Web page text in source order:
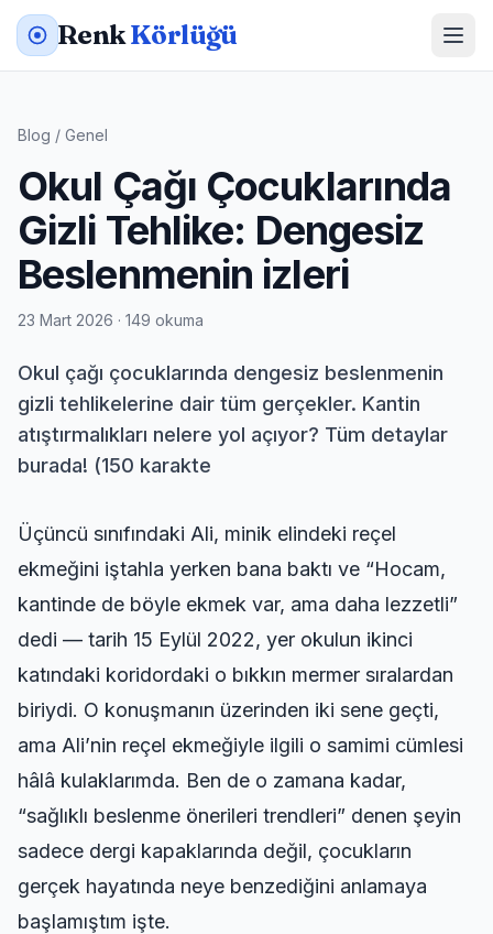
RenkKörlüğü
Blog / Genel
Okul Çağı Çocuklarında
Gizli Tehlike: Dengesiz
Beslenmenin izleri
23 Mart 2026 · 149 okuma
Okul çağı çocuklarında dengesiz beslenmenin
gizli tehlikelerine dair tüm gerçekler. Kantin
atıştırmalıkları nelere yol açıyor? Tüm detaylar
burada! (150 karakte
Üçüncü sınıfındaki Ali, minik elindeki reçel
ekmeğini iştahla yerken bana baktı ve “Hocam,
kantinde de böyle ekmek var, ama daha lezzetli”
dedi — tarih 15 Eylül 2022, yer okulun ikinci
katındaki koridordaki o bıkkın mermer sıralardan
biriydi. O konuşmanın üzerinden iki sene geçti,
ama Ali’nin reçel ekmeğiyle ilgili o samimi cümlesi
hâlâ kulaklarımda. Ben de o zamana kadar,
“sağlıklı beslenme önerileri trendleri” denen şeyin
sadece dergi kapaklarında değil, çocukların
gerçek hayatında neye benzediğini anlamaya
başlamıştım işte.